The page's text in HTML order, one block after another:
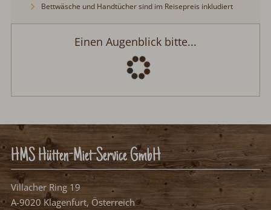
Bettwäsche und Handtücher sind im Reisepreis inkludiert
Einen Augenblick bitte...
HMS Hütten-Miet-Service GmbH
Villacher Ring 19
A-9020 Klagenfurt, Österreich